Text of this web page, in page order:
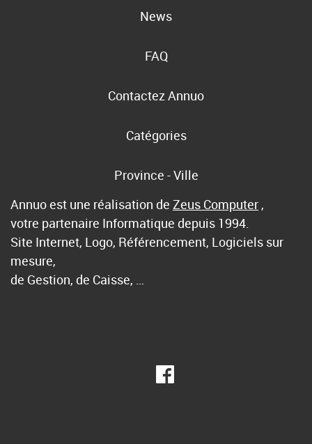
News
FAQ
Contactez Annuo
Catégories
Province - Ville
Annuo est une réalisation de Zeus Computer ,
votre partenaire Informatique depuis 1994.
Site Internet, Logo, Référencement, Logiciels sur
mesure,
de Gestion, de Caisse, …